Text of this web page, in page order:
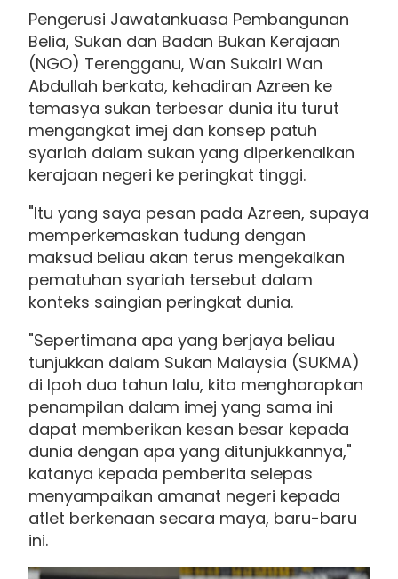
Pengerusi Jawatankuasa Pembangunan
Belia, Sukan dan Badan Bukan Kerajaan
(NGO) Terengganu, Wan Sukairi Wan
Abdullah berkata, kehadiran Azreen ke
temasya sukan terbesar dunia itu turut
mengangkat imej dan konsep patuh
syariah dalam sukan yang diperkenalkan
kerajaan negeri ke peringkat tinggi.
"Itu yang saya pesan pada Azreen, supaya
memperkemaskan tudung dengan
maksud beliau akan terus mengekalkan
pematuhan syariah tersebut dalam
konteks saingian peringkat dunia.
"Sepertimana apa yang berjaya beliau
tunjukkan dalam Sukan Malaysia (SUKMA)
di Ipoh dua tahun lalu, kita mengharapkan
penampilan dalam imej yang sama ini
dapat memberikan kesan besar kepada
dunia dengan apa yang ditunjukkannya,"
katanya kepada pemberita selepas
menyampaikan amanat negeri kepada
atlet berkenaan secara maya, baru-baru
ini.